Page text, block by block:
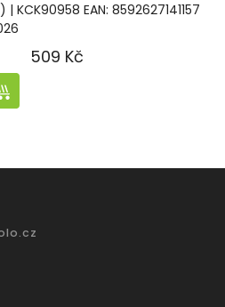
| KCK90958 EAN: 8592627141157
509 Kč